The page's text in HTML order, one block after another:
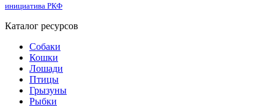
инициатива РКФ
Каталог ресурсов
Собаки
Кошки
Лошади
Птицы
Грызуны
Рыбки